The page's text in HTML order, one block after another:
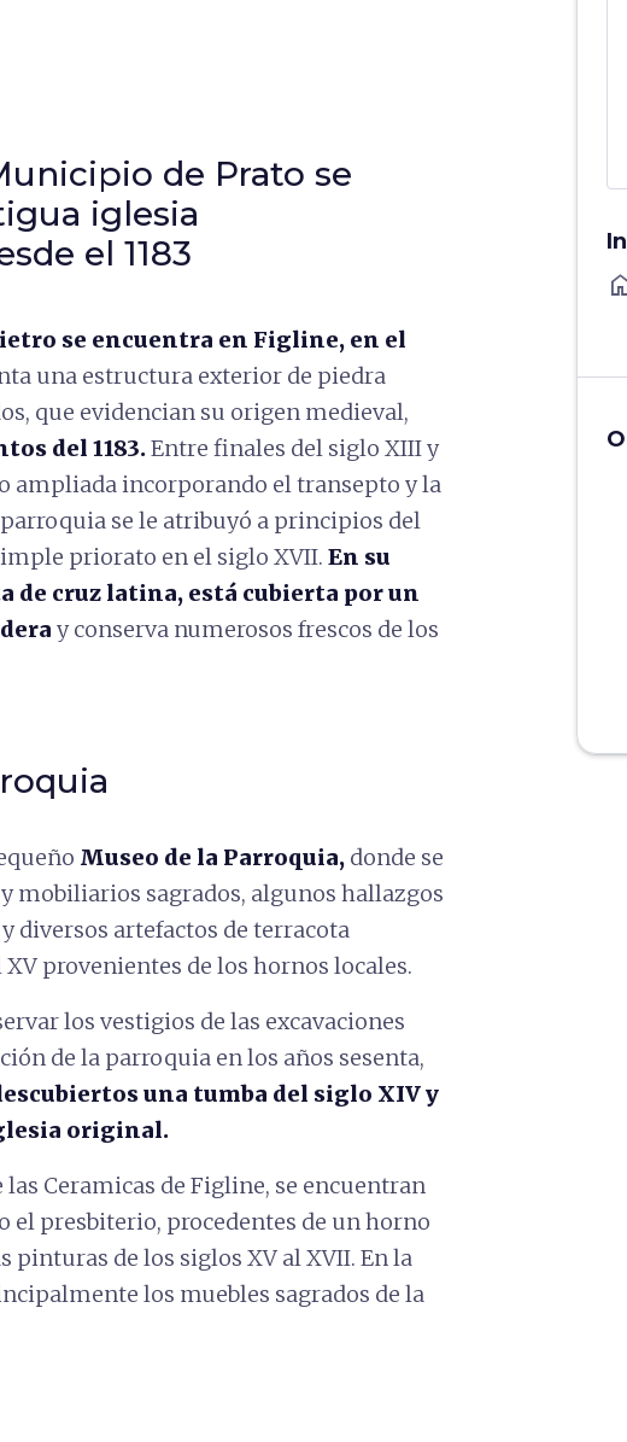
de Prato se
iglesia
el 1183
se encuentra en Figline, en el
una estructura exterior de piedra
que evidencian su origen medieval,
del 1183.Entre finales del siglo XIII y
ampliada incorporando el transepto y la
se le atribuyó a principios del
priorato en el siglo XVII. En su
de cruz latina, está cubierta por un
y conserva numerosos frescos de los
Museo de la Parroquia, donde se
mobiliarios sagrados, algunos hallazgos
diversos artefactos de terracota
provenientes de los hornos locales.
los vestigios de las excavaciones
de la parroquia en los años sesenta,
una tumba del siglo XIV y
original.
Ceramicas de Figline, se encuentran
el presbiterio, procedentes de un horno
pinturas de los siglos XV al XVII. En la
los muebles sagrados de la